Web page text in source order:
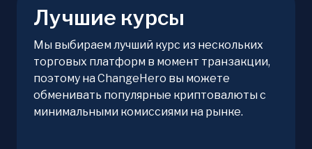
Лучшие курсы
Мы выбираем лучший курс из нескольких
торговых платформ в момент транзакции,
поэтому на ChangeHero вы можете
обменивать популярные криптовалюты с
минимальными комиссиями на рынке.